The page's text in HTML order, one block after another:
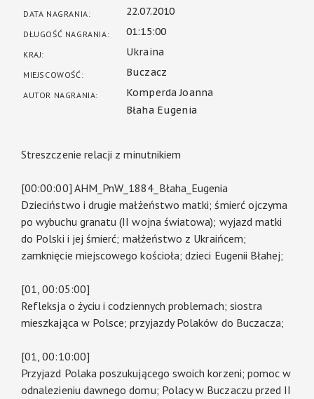
DATA NAGRANIA: 22.07.2010
DŁUGOŚĆ NAGRANIA: 01:15:00
KRAJ: Ukraina
MIEJSCOWOŚĆ: Buczacz
AUTOR NAGRANIA:
Komperda Joanna
Błaha Eugenia
Streszczenie relacji z minutnikiem
[00:00:00] AHM_PnW_1884_Błaha_Eugenia
Dzieciństwo i drugie małżeństwo matki; śmierć ojczyma
po wybuchu granatu (II wojna światowa); wyjazd matki
do Polski i jej śmierć; małżeństwo z Ukraińcem;
zamknięcie miejscowego kościoła; dzieci Eugenii Błahej;
[01, 00:05:00]
Refleksja o życiu i codziennych problemach; siostra
mieszkająca w Polsce; przyjazdy Polaków do Buczacza;
[01, 00:10:00]
Przyjazd Polaka poszukującego swoich korzeni; pomoc w
odnalezieniu dawnego domu; Polacy w Buczaczu przed II